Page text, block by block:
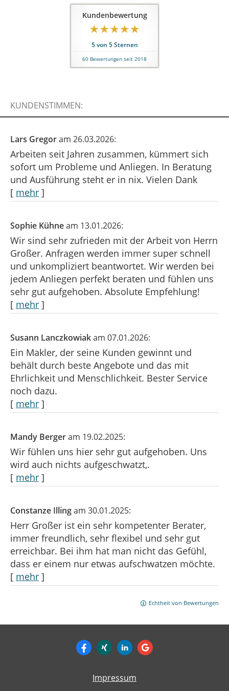
Kundenbewertung
5von 5Sternen
60 Bewertungen seit 2018
KUNDENSTIMMEN:
Lars Gregoram 26.03.2026:
Arbeiten seit Jahren zusammen, kümmert sich
sofort um Probleme und Anliegen. In Beratung
und Ausführung steht er in nix. Vielen Dank
[ mehr ]
Sophie Kühneam 13.01.2026:
Wir sind sehr zufrieden mit der Arbeit von Herrn
Großer. Anfragen werden immer super schnell
und unkompliziert beantwortet. Wir werden bei
jedem Anliegen perfekt beraten und fühlen uns
sehr gut aufgehoben. Absolute Empfehlung!
[ mehr ]
Susann Lanczkowiakam 07.01.2026:
Ein Makler, der seine Kunden gewinnt und
behält durch beste Angebote und das mit
Ehrlichkeit und Menschlichkeit. Bester Service
noch dazu.
[ mehr ]
Mandy Bergeram 19.02.2025:
Wir fühlen uns hier sehr gut aufgehoben. Uns
wird auch nichts aufgeschwatzt,.
[ mehr ]
Constanze Illingam 30.01.2025:
Herr Großer ist ein sehr kompetenter Berater,
immer freundlich, sehr flexibel und sehr gut
erreichbar. Bei ihm hat man nicht das Gefühl,
dass er einem nur etwas aufschwatzen möchte.
[ mehr ]
Echtheit von Bewertungen
Impressum